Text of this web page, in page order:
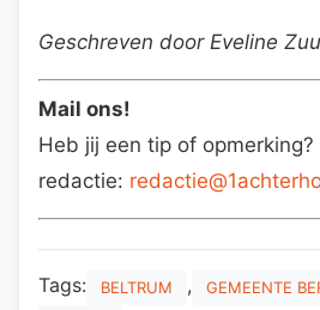
Geschreven door Eveline
Mail ons!
Heb jij een tip of
redactie:
Tags: BELTRUM , GEMEENTE